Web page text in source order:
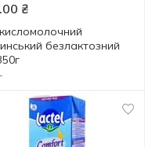
₴
безлактозний